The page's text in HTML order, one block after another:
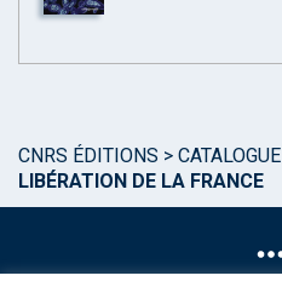
CNRS ÉDITIONS > CATALOGUE
LIBÉRATION DE LA FRANCE